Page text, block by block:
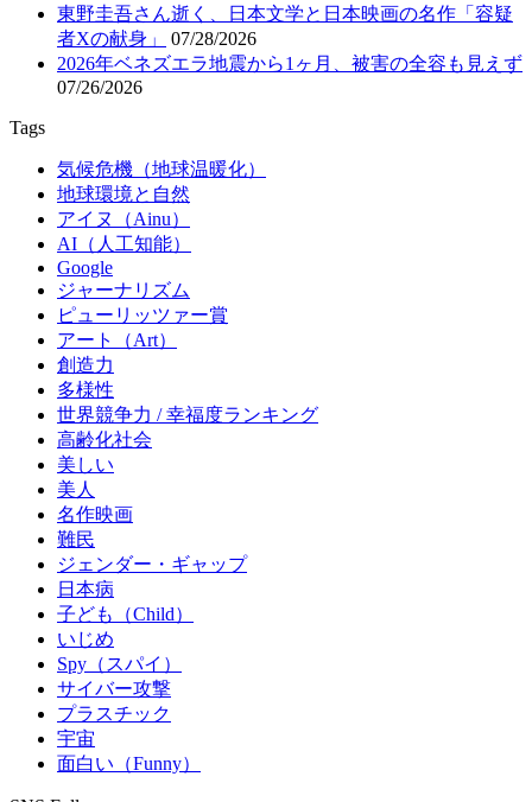
東野圭吾さん逝く、日本文学と日本映画の名作「容疑
者Xの献身」
07/28/2026
2026年ベネズエラ地震から1ヶ月、被害の全容も見えず
07/26/2026
Tags
気候危機（地球温暖化）
地球環境と自然
アイヌ（Ainu）
AI（人工知能）
Google
ジャーナリズム
ピューリッツァー賞
アート（Art）
創造力
多様性
世界競争力 / 幸福度ランキング
高齢化社会
美しい
美人
名作映画
難民
ジェンダー・ギャップ
日本病
子ども（Child）
いじめ
Spy（スパイ）
サイバー攻撃
プラスチック
宇宙
面白い（Funny）